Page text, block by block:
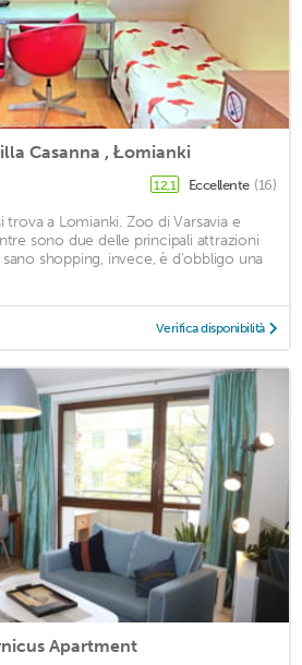
Casanna , Łomianki
12,1 Eccellente (16)
a Lomianki. Zoo di Varsavia e
sono due delle principali attrazioni
shopping, invece, è d'obbligo una
Verifica disponibilità
Apartment